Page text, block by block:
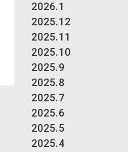
2026.1
2025.12
2025.11
2025.10
2025.9
2025.8
2025.7
2025.6
2025.5
2025.4